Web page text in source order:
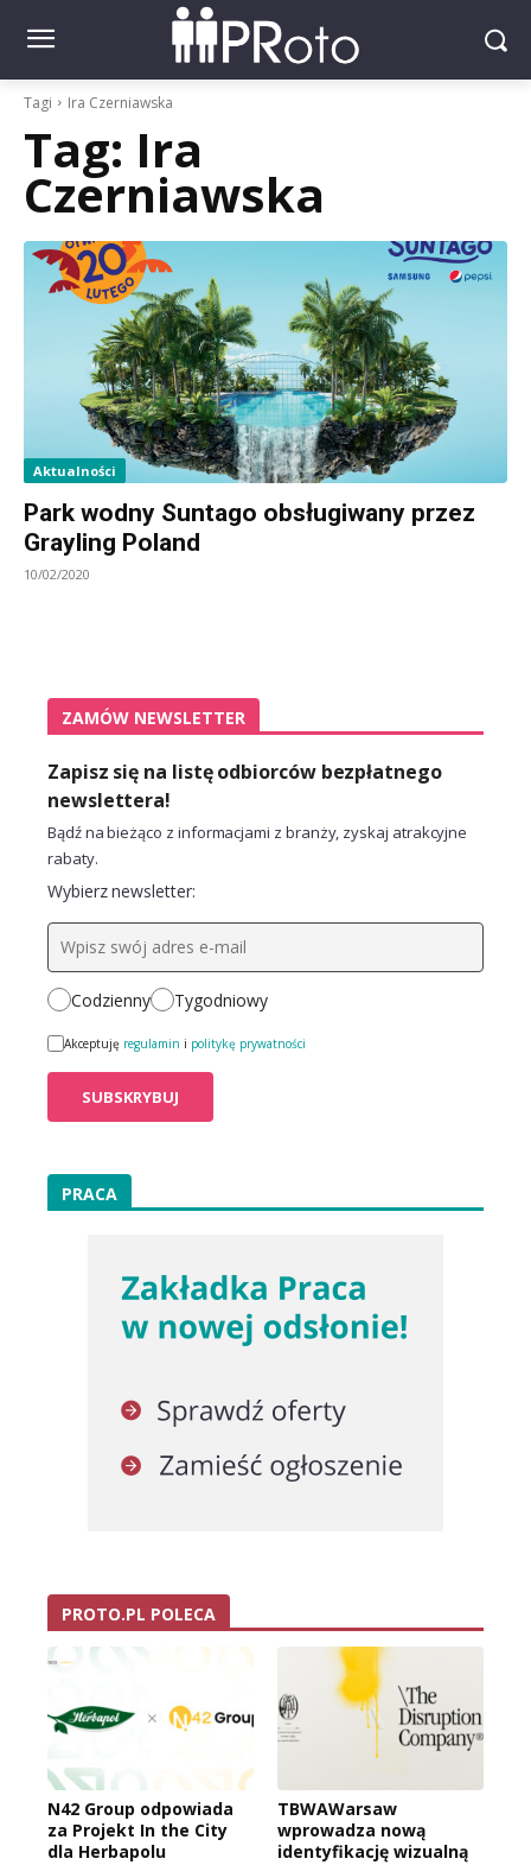
Tagi Ira Czerniawska
Tag: Ira
Czerniawska
Aktualności
Park wodny Suntago obsługiwany przez
Grayling Poland
10/02/2020
ZAMÓW NEWSLETTER
Zapisz się na listę odbiorców bezpłatnego
newslettera!
Bądź na bieżąco z informacjami z branży, zyskaj atrakcyjne
rabaty.
Wybierz newsletter:
Codzienny Tygodniowy
Akceptuję regulamin i politykę prywatności
PRACA
PROTO.PL POLECA
N42 Group odpowiada
za Projekt In the City
dla Herbapolu
TBWAWarsaw
wprowadza nową
identyfikację wizualną